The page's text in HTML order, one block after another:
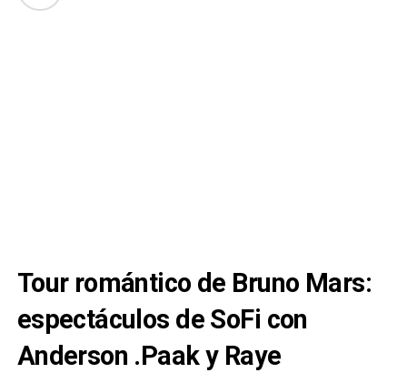
Tour romántico de Bruno Mars:
espectáculos de SoFi con
Anderson .Paak y Raye